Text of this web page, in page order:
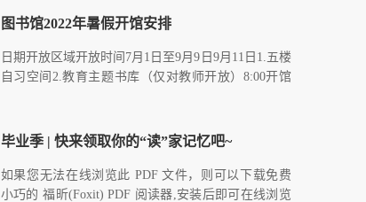
图书馆2022年暑假开馆安排
​日期开放区域开放时间7月1日至9月9日9月11日1.五楼
自习空间2.教育主题书库（仅对教师开放）8:00开馆
毕业季 | 快来领取你的“读”家记忆吧~
如果您无法在线浏览此 PDF 文件，则可以下载免费
小巧的 福昕(Foxit) PDF 阅读器,安装后即可在线浏览